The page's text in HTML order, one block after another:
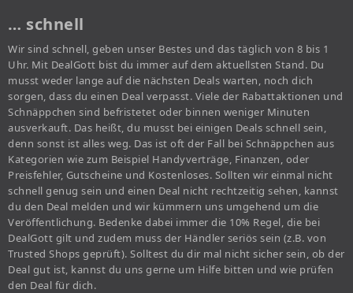
… schnell
Wir sind schnell, geben unser Bestes und das täglich von 8 bis 1
Uhr. Mit DealGott bist du immer auf dem aktuellsten Stand. Du
musst weder lange auf die nächsten Deals warten, noch dich
sorgen, dass du einen Deal verpasst. Viele der Rabattaktionen und
Schnäppchen sind befristetet oder binnen weniger Minuten
ausverkauft. Das heißt, du musst bei einigen Deals schnell sein,
denn sonst ist alles weg. Das ist oft der Fall bei Schnäppchen aus
Kategorien wie zum Beispiel Handyverträge, Finanzen, oder
Preisfehler, Gutscheine und Kostenloses. Sollten wir einmal nicht
schnell genug sein und einen Deal nicht rechtzeitig sehen, kannst
du den Deal melden und wir kümmern uns umgehend um die
Veröffentlichung. Bedenke dabei immer die 10% Regel, die bei
DealGott gilt und zudem muss der Händler seriös sein (z.B. von
Trusted Shops geprüft). Solltest du dir mal nicht sicher sein, ob der
Deal gut ist, kannst du uns gerne um Hilfe bitten und wie prüfen
den Deal für dich.